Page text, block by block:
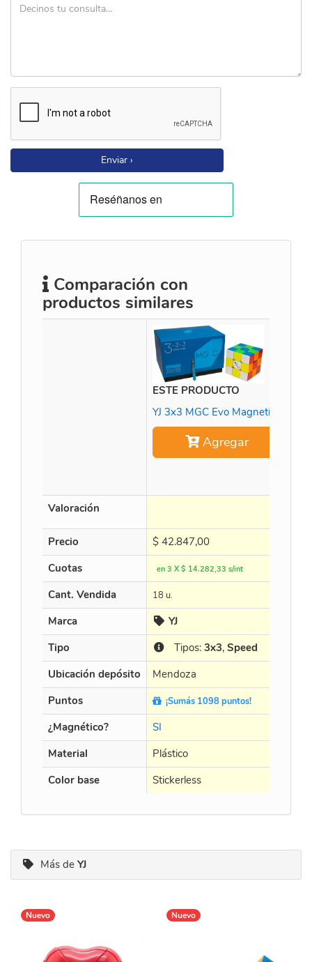
Enviar ›
Comparación con
productos similares
ESTE PRODUCTO
YJ 3x3 MGC Evo Magnetico
Agregar
Valoración
Precio $ 42.847,00
Cuotas
en 3 X $ 14.282,33 s/int
Cant. Vendida 18 u.
Marca YJ
Tipo
Tipos: 3x3, Speed
Ubicación depósito
Mendoza
Puntos
¡Sumás 1098 puntos!
¿Magnético? SI
Material
Plástico
Color base
Stickerless
Más de YJ
Nuevo Nuevo